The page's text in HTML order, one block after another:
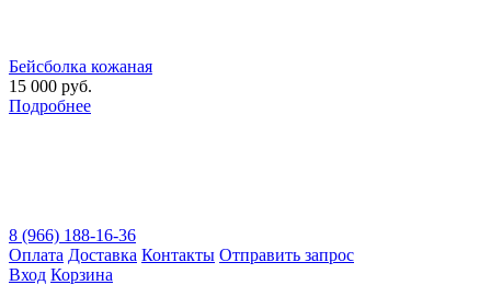
Бейсболка кожаная
15 000 руб.
Подробнее
8 (966) 188-16-36
Оплата Доставка Контакты Отправить запрос
Вход Корзина